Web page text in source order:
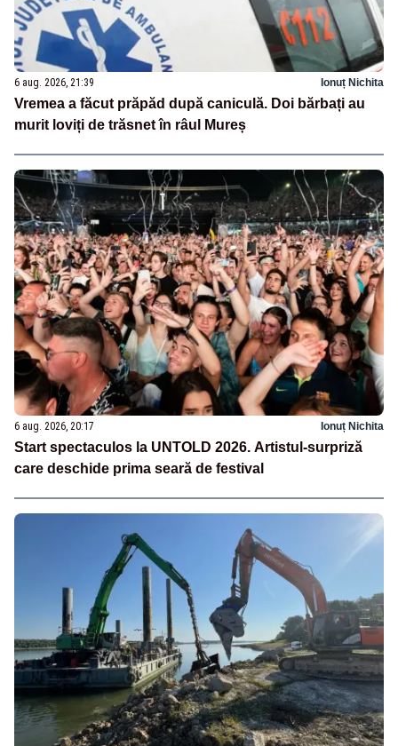
6 aug. 2026, 21:39 Ionuț Nichita
Vremea a făcut prăpăd după caniculă. Doi bărbați au
murit loviți de trăsnet în râul Mureș
6 aug. 2026, 20:17 Ionuț Nichita
Start spectaculos la UNTOLD 2026. Artistul-surpriză
care deschide prima seară de festival